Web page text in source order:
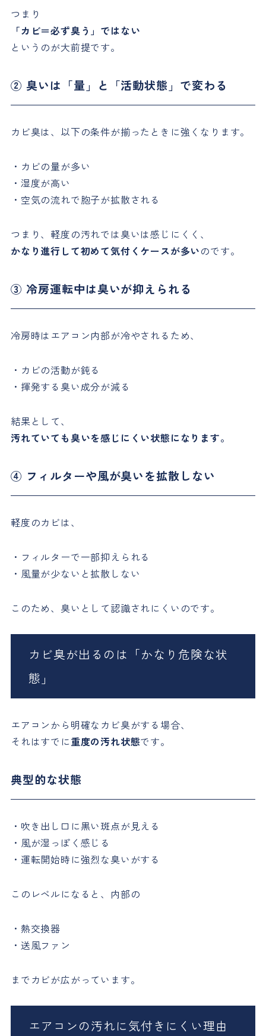
つまり
「カビ＝必ず臭う」ではない
というのが大前提です。
② 臭いは「量」と「活動状態」で変わる
カビ臭は、以下の条件が揃ったときに強くなります。
・カビの量が多い
・湿度が高い
・空気の流れで胞子が拡散される
つまり、軽度の汚れでは臭いは感じにくく、
かなり進行して初めて気付くケースが多いのです。
③ 冷房運転中は臭いが抑えられる
冷房時はエアコン内部が冷やされるため、
・カビの活動が鈍る
・揮発する臭い成分が減る
結果として、
汚れていても臭いを感じにくい状態になります。
④ フィルターや風が臭いを拡散しない
軽度のカビは、
・フィルターで一部抑えられる
・風量が少ないと拡散しない
このため、臭いとして認識されにくいのです。
カビ臭が出るのは「かなり危険な状
態」
エアコンから明確なカビ臭がする場合、
それはすでに重度の汚れ状態です。
典型的な状態
・吹き出し口に黒い斑点が見える
・風が湿っぽく感じる
・運転開始時に強烈な臭いがする
このレベルになると、内部の
・熱交換器
・送風ファン
までカビが広がっています。
エアコンの汚れに気付きにくい理由